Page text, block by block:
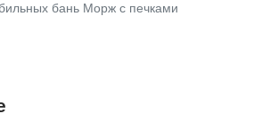
бань Морж с печками